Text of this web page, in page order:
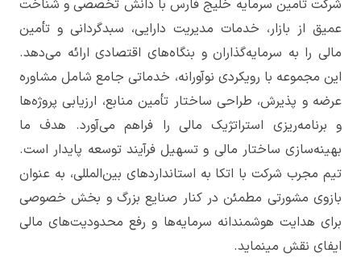
شرکت تأمین سرمایه خلیج فارس با دانش تخصصی و شناخت
عمیق از بازار، خدمات مدیریت دارایی، سبدگردانی و تأمین
مالی را به سرمایه‌گذاران و بنگاه‌های اقتصادی ارائه می‌دهد.
این مجموعه با رویکردی نوآورانه، خدماتی جامع شامل مشاوره
عرضه و پذیرش، طراحی ساختار تأمین منابع، ارزیابی پروژه‌ها
و برنامه‌ریزی استراتژیک مالی را فراهم می‌آورد. هدف ما
بهینه‌سازی ساختار مالی و تسهیل فرآیند توسعه پایدار است.
تیم مجرب شرکت با اتکا به استانداردهای بین‌المللی، به عنوان
بازوی مشورتی مطمئن در کنار صنایع بزرگ و بخش خصوصی
برای هدایت هوشمندانه سرمایه‌ها و رفع محدودیت‌های مالی
ایفای نقش مینماید.